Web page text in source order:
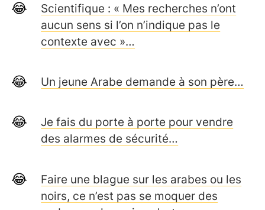
Scientifique : « Mes recherches n’ont
aucun sens si l’on n’indique pas le
contexte avec »…
Un jeune Arabe demande à son père…
Je fais du porte à porte pour vendre
des alarmes de sécurité…
Faire une blague sur les arabes ou les
noirs, ce n’est pas se moquer des